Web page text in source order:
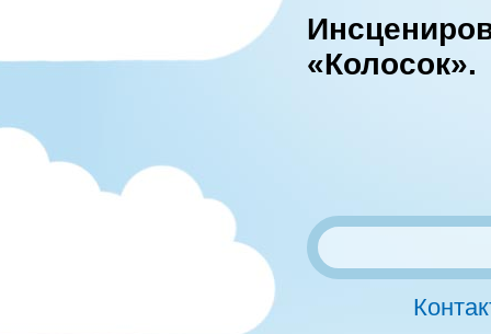
«Колосок».